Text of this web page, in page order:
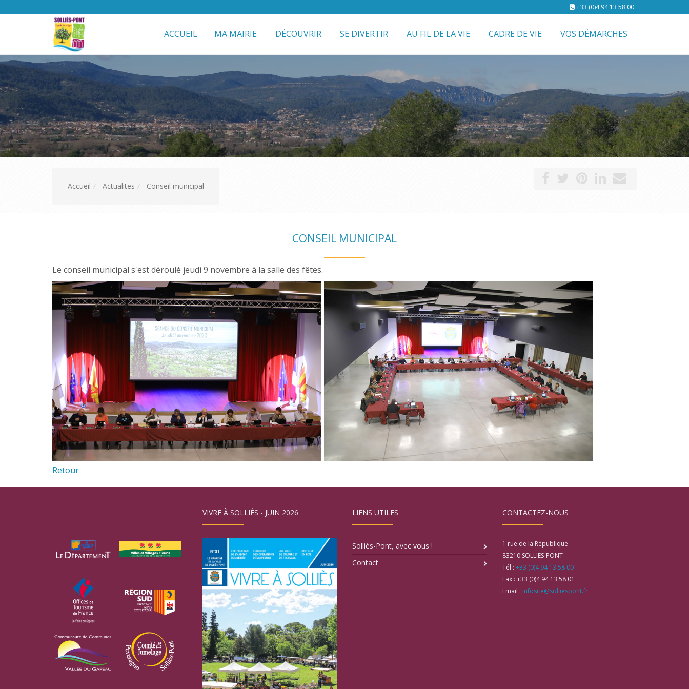
+33 (0)4 94 13 58 00
ACCUEIL MA MAIRIE DÉCOUVRIR SE DIVERTIR AU FIL DE LA VIE CADRE DE VIE VOS DÉMARCHES
Accueil Actualites Conseil municipal
CONSEIL MUNICIPAL
Le conseil municipal s'est déroulé jeudi 9 novembre à la salle des fêtes.
Retour
VIVRE À SOLLIÈS - JUIN 2026 LIENS UTILES
Solliès-Pont, avec vous !
Contact
CONTACTEZ-NOUS
1 rue de la République
83210 SOLLIES-PONT
Tél : +33 (0)4 94 13 58 00
Fax : +33 (0)4 94 13 58 01
Email : infosite@solliespont.fr